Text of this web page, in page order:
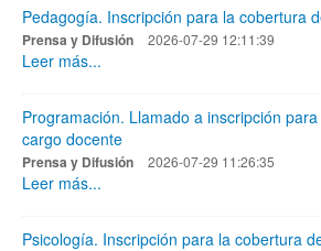
Pedagogía. Inscripción para la cobertura
Prensa y Difusión 2026-07-29 12:11:39
Leer más...
Programación. Llamado a inscripción
cargo docente
Prensa y Difusión 2026-07-29 11:26:35
Leer más...
Psicología. Inscripción para la cobertura